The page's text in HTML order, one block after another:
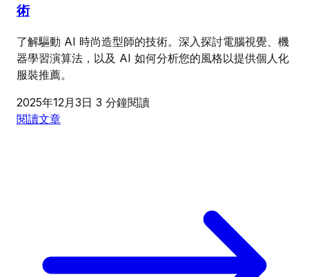
術
了解驅動 AI 時尚造型師的技術。深入探討電腦視覺、機
器學習演算法，以及 AI 如何分析您的風格以提供個人化
服裝推薦。
2025年12月3日 3 分鐘閱讀
閱讀文章